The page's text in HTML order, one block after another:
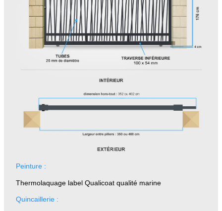
Peinture :
Thermolaquage label Qualicoat qualité marine
Quincaillerie :